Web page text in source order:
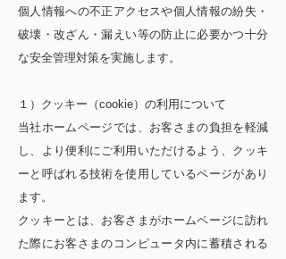
個人情報への不正アクセスや個人情報の紛失・
破壊・改ざん・漏えい等の防止に必要かつ十分
な安全管理対策を実施します。
１）クッキー（cookie）の利用について
当社ホームページでは、お客さまの負担を軽減
し、より便利にご利用いただけるよう、クッキ
ーと呼ばれる技術を使用しているページがあり
ます。
クッキーとは、お客さまがホームページに訪れ
た際にお客さまのコンピュータ内に蓄積される